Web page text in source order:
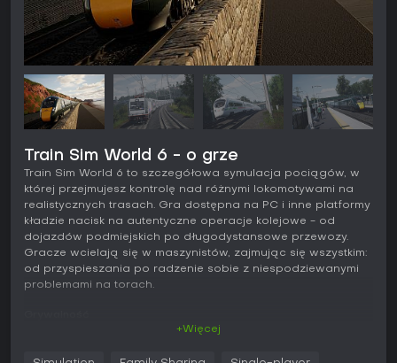
Train Sim World 6 - o grze
Train Sim World 6 to szczegółowa symulacja pociągów, w
której przejmujesz kontrolę nad różnymi lokomotywami na
realistycznych trasach. Gra dostępna na PC i inne platformy
kładzie nacisk na autentyczne operacje kolejowe - od
dojazdów podmiejskich po długodystansowe przewozy.
Gracze wcielają się w maszynistów, zajmując się wszystkim:
od przyspieszania po radzenie sobie z niespodziewanymi
problemami na torach.
+Więcej